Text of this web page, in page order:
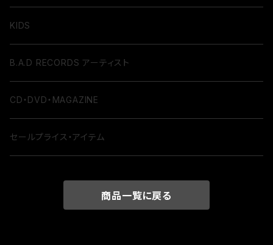
KIDS
B.A.D RECORDS アーティスト
CD・DVD・MAGAZINE
セールプライス・アイテム
商品一覧に戻る